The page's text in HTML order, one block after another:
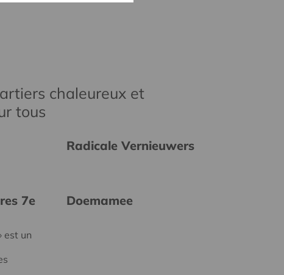
chaleureux et
tous
Radicale Vernieuwers
7e
est un
Doemamee